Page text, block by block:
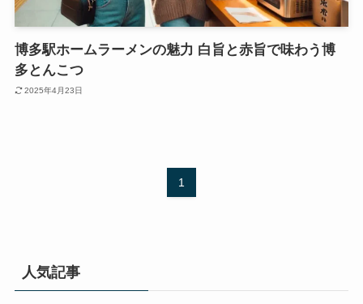
博多駅ホームラーメンの魅力 白旨と赤旨で味わう博
多とんこつ
2025年4月23日
1
人気記事